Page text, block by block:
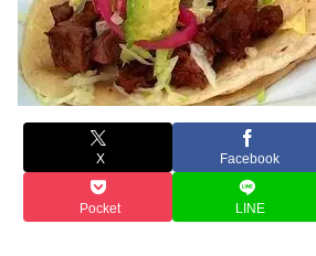
X Facebook
Pocket LINE